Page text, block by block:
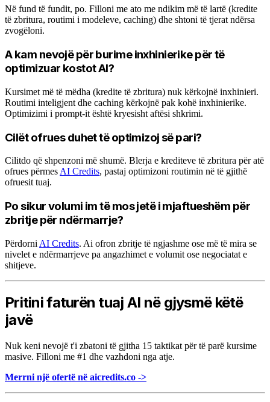
Në fund të fundit, po. Filloni me ato me ndikim më të lartë (kredite
të zbritura, routimi i modeleve, caching) dhe shtoni të tjerat ndërsa
zvogëloni.
A kam nevojë për burime inxhinierike për të
optimizuar kostot AI?
Kursimet më të mëdha (kredite të zbritura) nuk kërkojnë inxhinieri.
Routimi inteligjent dhe caching kërkojnë pak kohë inxhinierike.
Optimizimi i prompt-it është kryesisht aftësi shkrimi.
Cilët ofrues duhet të optimizoj së pari?
Cilitdo që shpenzoni më shumë. Blerja e krediteve të zbritura për atë
ofrues përmes AI Credits, pastaj optimizoni routimin në të gjithë
ofruesit tuaj.
Po sikur volumi im të mos jetë i mjaftueshëm për
zbritje për ndërmarrje?
Përdorni AI Credits. Ai ofron zbritje të ngjashme ose më të mira se
nivelet e ndërmarrjeve pa angazhimet e volumit ose negociatat e
shitjeve.
Pritini faturën tuaj AI në gjysmë këtë
javë
Nuk keni nevojë t'i zbatoni të gjitha 15 taktikat për të parë kursime
masive. Filloni me #1 dhe vazhdoni nga atje.
Merrni një ofertë në aicredits.co ->